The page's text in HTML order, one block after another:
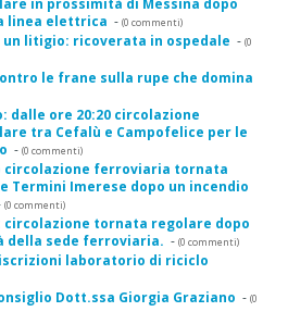
in prossimità di Messina dopo
linea elettrica - (0 commenti)
litigio: ricoverata in ospedale - (0
le frane sulla rupe che domina
dalle ore 20:20 circolazione
tra Cefalù e Campofelice per le
- (0 commenti)
circolazione ferroviaria tornata
Termini Imerese dopo un incendio
(0 commenti)
circolazione tornata regolare dopo
della sede ferroviaria. - (0 commenti)
laboratorio di riciclo
Dott.ssa Giorgia Graziano - (0